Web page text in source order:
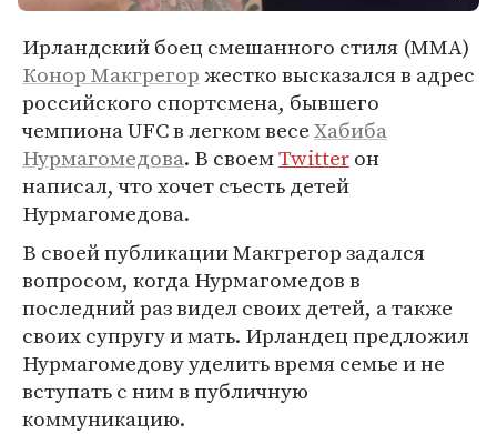
Ирландский боец смешанного стиля (MMA)
Конор Макгрегоржестко высказался в адрес
российского спортсмена, бывшего
чемпиона UFC в легком весеХабиба
Нурмагомедова. В своемTwitterон
написал, что хочет съесть детей
Нурмагомедова.
В своей публикации Макгрегор задался
вопросом, когда Нурмагомедов в
последний раз видел своих детей, а также
своих супругу и мать. Ирландец предложил
Нурмагомедову уделить время семье и не
вступать с ним в публичную
коммуникацию.